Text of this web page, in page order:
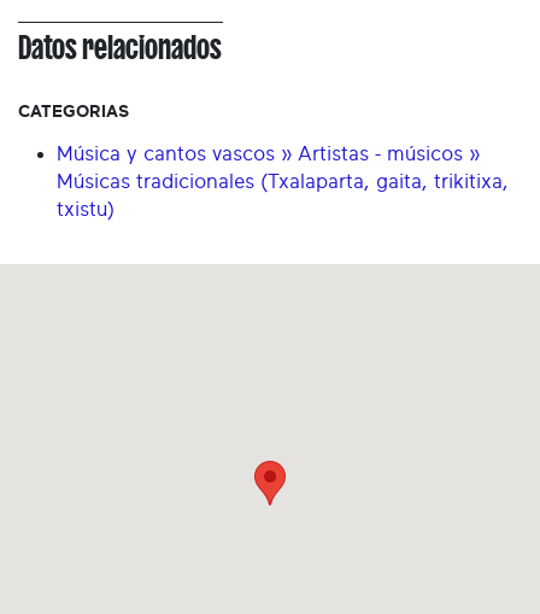
Datos relacionados
CATEGORIAS
Música y cantos vascos » Artistas - músicos »
Músicas tradicionales (Txalaparta, gaita, trikitixa,
txistu)